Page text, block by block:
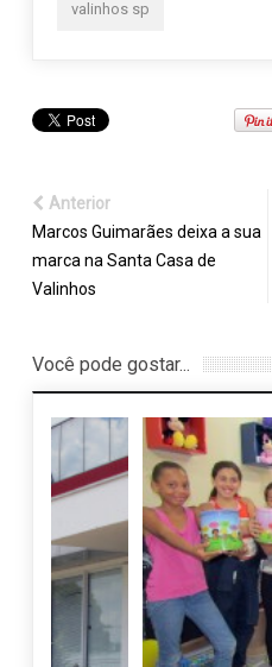
valinhos sp
Anterior
Marcos Guimarães deixa a sua
marca na Santa Casa de
Valinhos
Você pode gostar...